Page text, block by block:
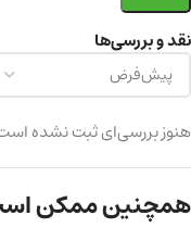
نقد و بررسی‌ها
هنوز بررسی‌ای ثبت نشده
همچنین ممکن